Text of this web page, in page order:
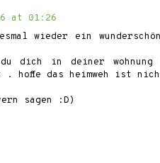
at 01:26
wieder ein
dich in deiner wohnung
. hoffe das heimweh ist
sagen :D)